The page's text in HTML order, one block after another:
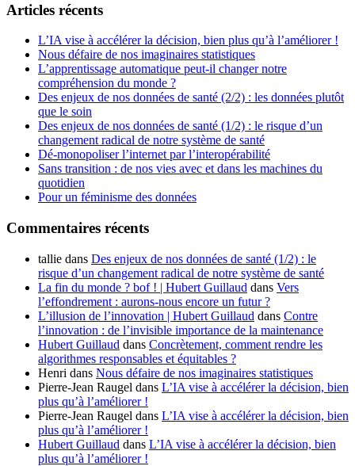
Articles récents
L’IA vise à accélérer la décision, bien plus qu’à l’améliorer !
Nous défaire de nos imaginaires statistiques
L’apprentissage automatique peut-il changer notre
compréhension du monde ?
Des enjeux de nos données de santé (2/2) : les données plutôt
que le soin
Des enjeux de nos données de santé (1/2) : le risque d’un
changement radical de notre système de santé
Dé-monopoliser l’internet par l’interopérabilité
Sans transition : de nos vies avec et dans les machines du
quotidien
Pour un féminisme des données
Commentaires récents
tallie dans Des enjeux de nos données de santé (1/2) : le
risque d’un changement radical de notre système de santé
La fin du monde ? bof ! | Hubert Guillaud dans Vers
l’effondrement : aurons-nous encore un futur ?
L’illusion de l’innovation | Hubert Guillaud dans Contre
l’innovation : de l’invisible importance de la maintenance
Hubert Guillaud dans Concrètement, comment rendre les
algorithmes responsables et équitables ?
Henri dans Nous défaire de nos imaginaires statistiques
Pierre-Jean Raugel dans L’IA vise à accélérer la décision, bien
plus qu’à l’améliorer !
Pierre-Jean Raugel dans L’IA vise à accélérer la décision, bien
plus qu’à l’améliorer !
Hubert Guillaud dans L’IA vise à accélérer la décision, bien
plus qu’à l’améliorer !